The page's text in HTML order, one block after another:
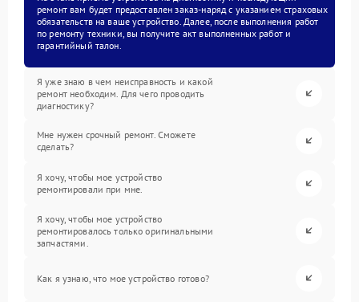
ремонт вам будет предоставлен заказ-наряд с указанием страховых
обязательств на ваше устройство. Далее, после выполнения работ
по ремонту техники, вы получите акт выполненных работ и
гарантийный талон.
Я уже знаю в чем неисправность и какой
ремонт необходим. Для чего проводить
диагностику?
Мне нужен срочный ремонт. Сможете
сделать?
Я хочу, чтобы мое устройство
ремонтировали при мне.
Я хочу, чтобы мое устройство
ремонтировалось только оригинальными
запчастями.
Как я узнаю, что мое устройство готово?